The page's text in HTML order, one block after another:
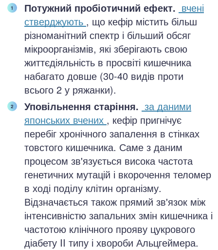
Потужний пробіотичний ефект. вчені
стверджують , що кефір містить більш
різноманітний спектр і більший обсяг
мікроорганізмів, які зберігають свою
життєдіяльність в просвіті кишечника
набагато довше (30-40 видів проти
всього 2 у ряжанки).
Уповільнення старіння. за даними
японських вчених , кефір пригнічує
перебіг хронічного запалення в стінках
товстого кишечника. Саме з даним
процесом зв'язується висока частота
генетичних мутацій і вкорочення теломер
в ході поділу клітин організму.
Відзначається також прямий зв'язок між
інтенсивністю запальних змін кишечника і
частотою клінічного прояву цукрового
діабету II типу і хвороби Альцгеймера.